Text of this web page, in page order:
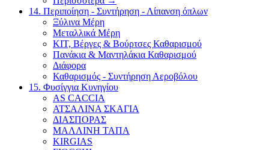
14. Περιποίηση - Συντήρηση - Λίπανση όπλων
Ξύλινα Μέρη
Μεταλλικά Μέρη
ΚΙΤ, Βέργες & Βούρτσες Καθαρισμού
Πανάκια & Μαντηλάκια Καθαρισμού
Διάφορα
Καθαρισμός - Συντήρηση Αεροβόλου
15. Φυσίγγια Κυνηγίου
AS CACCIA
ΑΤΣΑΛΙΝΑ ΣΚΑΓΙΑ
ΔΙΑΣΠΟΡΑΣ
ΜΑΛΛΙΝΗ ΤΑΠΑ
KIRGIAS